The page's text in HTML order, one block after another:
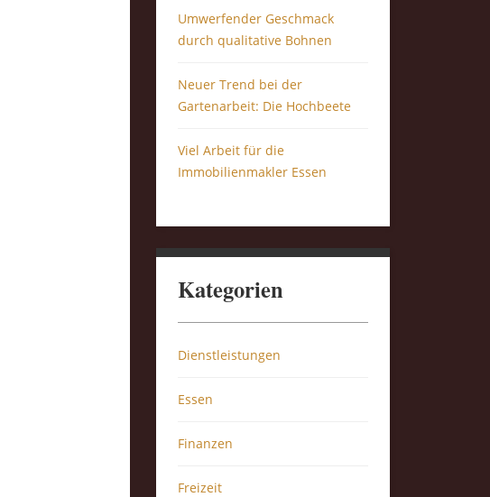
Umwerfender Geschmack
durch qualitative Bohnen
Neuer Trend bei der
Gartenarbeit: Die Hochbeete
Viel Arbeit für die
Immobilienmakler Essen
Kategorien
Dienstleistungen
Essen
Finanzen
Freizeit